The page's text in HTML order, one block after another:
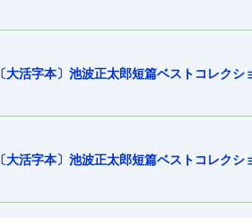
〔大活字本〕池波正太郎短篇ベストコレクシ
〔大活字本〕池波正太郎短篇ベストコレクシ